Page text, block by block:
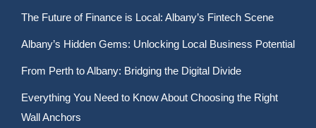
The Future of Finance is Local: Albany’s Fintech Scene
Albany’s Hidden Gems: Unlocking Local Business Potential
From Perth to Albany: Bridging the Digital Divide
Everything You Need to Know About Choosing the Right
Wall Anchors